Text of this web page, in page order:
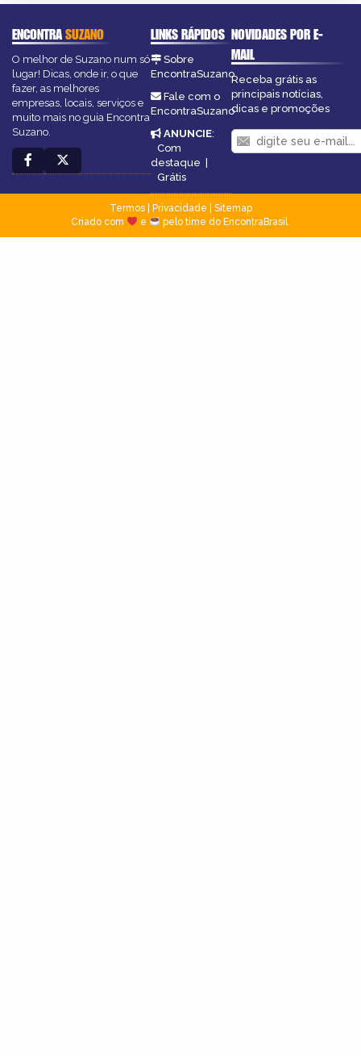
ENCONTRASUZANO
O melhor de Suzano num só
lugar! Dicas, onde ir, o que
fazer, as melhores
empresas, locais, serviços e
muito mais no guia Encontra
Suzano.
LINKS RÁPIDOS
Sobre
EncontraSuzano
Fale com o
EncontraSuzano
ANUNCIE:
Com
destaque |
Grátis
NOVIDADES POR E-
MAIL
Receba grátis as
principais notícias,
dicas e promoções
Termos| Privacidade
Sitemap
Criado com
e pelo time do EncontraBrasil